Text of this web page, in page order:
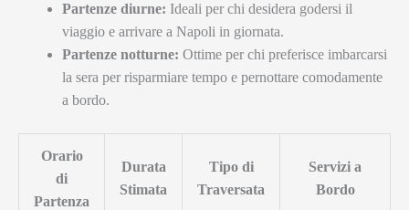
Partenze diurne: Ideali per chi desidera godersi il
viaggio e arrivare a Napoli in giornata.
Partenze notturne: Ottime per chi preferisce imbarcarsi
la sera per risparmiare tempo e pernottare comodamente
a bordo.
Orario
di
Partenza
Durata
Stimata
Tipo di
Traversata
Servizi a
Bordo